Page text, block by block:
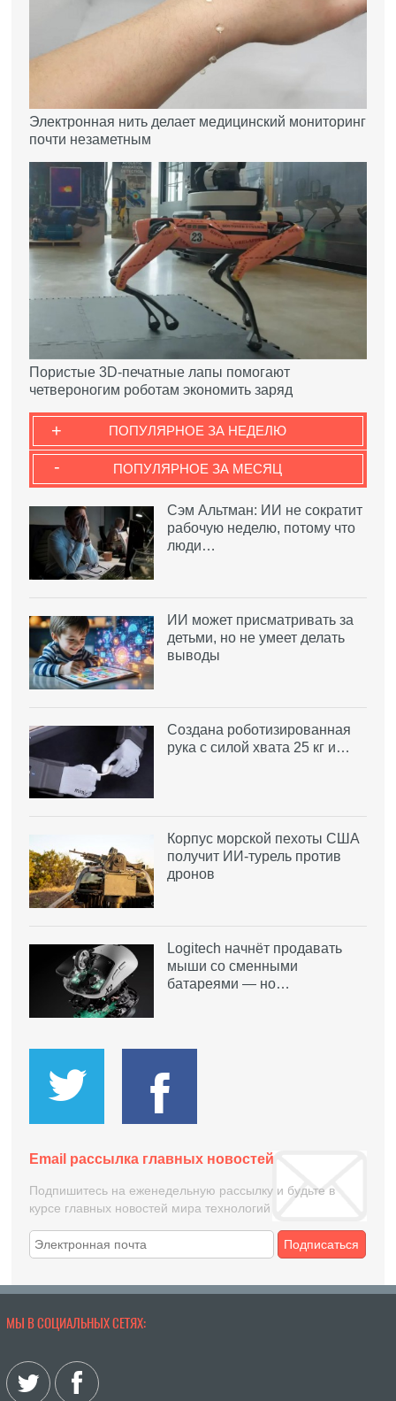
Электронная нить делает медицинский мониторинг
почти незаметным
Пористые 3D-печатные лапы помогают
четвероногим роботам экономить заряд
ПОПУЛЯРНОЕ ЗА НЕДЕЛЮ
+
ПОПУЛЯРНОЕ ЗА МЕСЯЦ
-
Сэм Альтман: ИИ не сократит
рабочую неделю, потому что
люди…
ИИ может присматривать за
детьми, но не умеет делать
выводы
Создана роботизированная
рука с силой хвата 25 кг и…
Корпус морской пехоты США
получит ИИ-турель против
дронов
Logitech начнёт продавать
мыши со сменными
батареями — но…
Email рассылка главных новостей
Подпишитесь на еженедельную рассылку и будьте в
курсе главных новостей мира технологий
Подписаться
МЫ В СОЦИАЛЬНЫХ СЕТЯХ: